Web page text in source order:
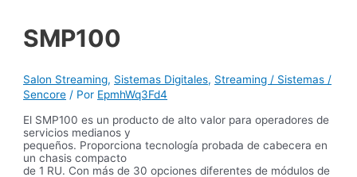
SMP100
Salon Streaming, Sistemas Digitales, Streaming / Sistemas /
Sencore / Por EpmhWq3Fd4
El SMP100 es un producto de alto valor para operadores de
servicios medianos y
pequeños. Proporciona tecnología probada de cabecera en
un chasis compacto
de 1 RU. Con más de 30 opciones diferentes de módulos de